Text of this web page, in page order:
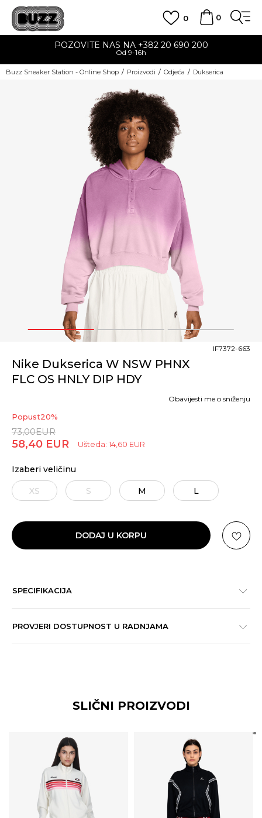
0
0
POZOVITE NAS NA +382 20 690 200
Od 9-16h
Buzz Sneaker Station - Online Shop Proizvodi Odjeća Dukserica
1 2 3
Nike Dukserica W NSW PHNX
FLC OS HNLY DIP HDY
IF7372-663
Popust20%
73,00EUR
58,40 EUR Ušteda: 14,60 EUR
Obavijesti me o sniženju
Izaberi veličinu
XS S M L
DODAJ U KORPU
SPECIFIKACIJA
PROVJERI DOSTUPNOST U RADNJAMA
SLIČNI PROIZVODI